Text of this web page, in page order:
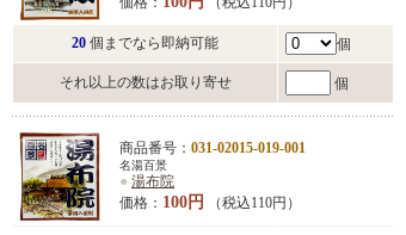
20 個までなら即納可能 個
それ以上の数はお取り寄せ 個
商品番号： 031-02015-019-001
名湯百景
● 湯布院
価格： 100円 （税込110円）